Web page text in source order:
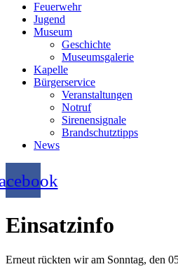
Feuerwehr
Jugend
Museum
Geschichte
Museumsgalerie
Kapelle
Bürgerservice
Veranstaltungen
Notruf
Sirenensignale
Brandschutztipps
News
Einsatzinfo
Erneut rückten wir am Sonntag, den